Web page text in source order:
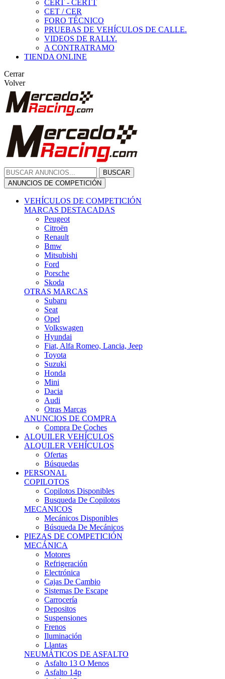
CERT - CERTT
CET / CER
FORO TÉCNICO
PRUEBAS DE VEHÍCULOS DE CALLE.
VIDEOS DE RALLY.
A CONTRATRAMO
TIENDA ONLINE
Cerrar
Volver
BUSCAR
ANUNCIOS DE COMPETICIÓN
VEHÍCULOS DE COMPETICIÓN
MARCAS DESTACADAS
Peugeot
Citroën
Renault
Bmw
Mitsubishi
Ford
Porsche
Skoda
OTRAS MARCAS
Subaru
Seat
Opel
Volkswagen
Hyundai
Fiat, Alfa Romeo, Lancia, Jeep
Toyota
Suzuki
Honda
Mini
Dacia
Audi
Otras Marcas
ANUNCIOS DE COMPRA
Compra De Coches
ALQUILER VEHÍCULOS
ALQUILER VEHÍCULOS
Ofertas
Búsquedas
PERSONAL
COPILOTOS
Copilotos Disponibles
Busqueda De Copilotos
MECANICOS
Mecánicos Disponibles
Búsqueda De Mecánicos
PIEZAS DE COMPETICIÓN
MECÁNICA
Motores
Refrigeración
Electrónica
Cajas De Cambio
Sistemas De Escape
Carrocería
Depositos
Suspensiones
Frenos
Iluminación
Llantas
NEUMÁTICOS DE ASFALTO
Asfalto 13 O Menos
Asfalto 14p